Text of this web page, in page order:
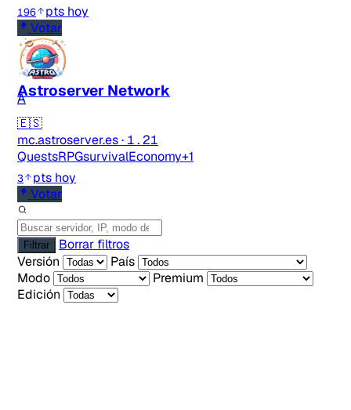
196
pts hoy
Votar
A
Astroserver Network
🇪🇸
mc.astroserver.es· 1.21
QuestsRPGsurvivalEconomy+1
3
pts hoy
Votar
Filtrar
Borrar filtros
Versión
País
Modo
Premium
Edición